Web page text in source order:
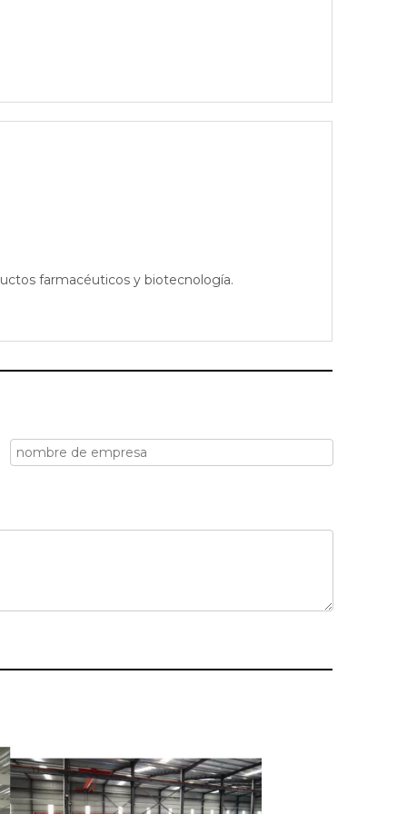
farmacéuticos y biotecnología.